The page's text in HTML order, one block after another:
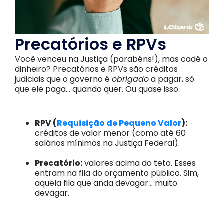
Precatórios e RPVs
Você venceu na Justiça (parabéns!), mas cadê o
dinheiro? Precatórios e RPVs são créditos
judiciais que o governo éobrigadoa pagar, só
que ele paga… quando quer. Ou quase isso.
RPV (Requisição de Pequeno Valor):
créditos de valor menor (como até 60
salários mínimos na Justiça Federal).
Precatório:valores acima do teto. Esses
entram na fila do orçamento público. Sim,
aquela fila que anda devagar… muito
devagar.